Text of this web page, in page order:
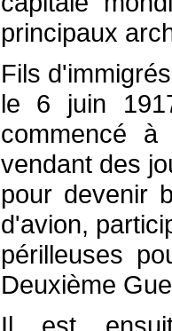
principaux
Fils
le 6 juin
commencé
vendant des
pour devenir
d'avion,
périlleuses
Deuxième